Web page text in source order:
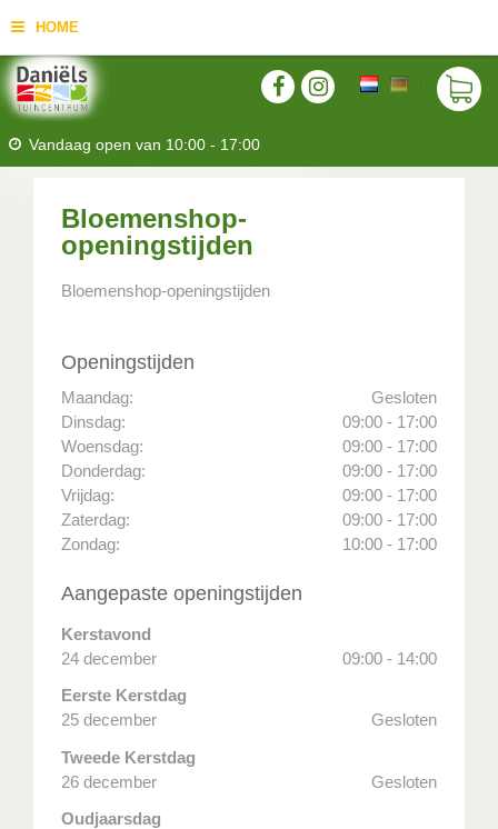
HOME
Vandaag open van 10:00 - 17:00
Bloemenshop-
openingstijden
Bloemenshop-openingstijden
Openingstijden
Maandag:
Gesloten
Dinsdag:
09:00 - 17:00
Woensdag:
09:00 - 17:00
Donderdag:
09:00 - 17:00
Vrijdag:
09:00 - 17:00
Zaterdag:
09:00 - 17:00
Zondag:
10:00 - 17:00
Aangepaste openingstijden
Kerstavond
24 december
09:00 - 14:00
Eerste Kerstdag
25 december
Gesloten
Tweede Kerstdag
26 december
Gesloten
Oudjaarsdag